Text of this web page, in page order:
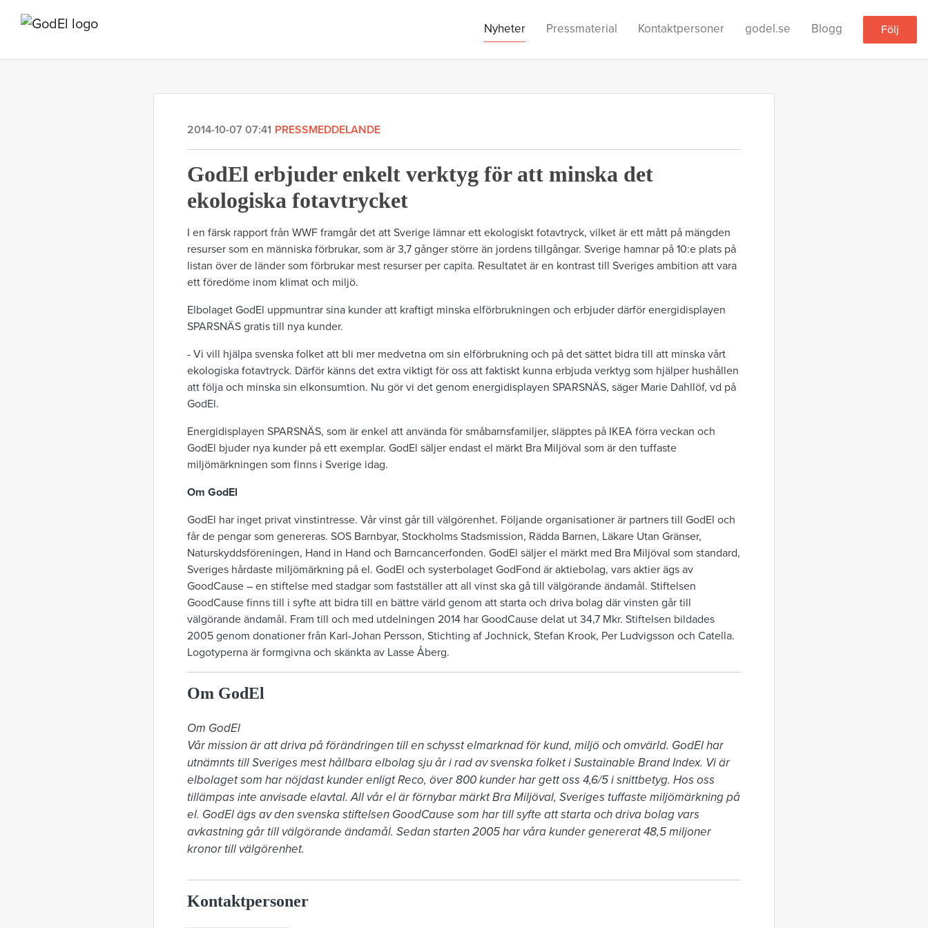
Nyheter Pressmaterial Kontaktpersoner godel.se Blogg Följ
2014-10-07 07:41 PRESSMEDDELANDE
GodEl erbjuder enkelt verktyg för att minska det
ekologiska fotavtrycket
I en färsk rapport från WWF framgår det att Sverige lämnar ett ekologiskt fotavtryck, vilket är ett mått på mängden
resurser som en människa förbrukar, som är 3,7 gånger större än jordens tillgångar. Sverige hamnar på 10:e plats på
listan över de länder som förbrukar mest resurser per capita. Resultatet är en kontrast till Sveriges ambition att vara
ett föredöme inom klimat och miljö.
Elbolaget GodEl uppmuntrar sina kunder att kraftigt minska elförbrukningen och erbjuder därför energidisplayen
SPARSNÄS gratis till nya kunder.
- Vi vill hjälpa svenska folket att bli mer medvetna om sin elförbrukning och på det sättet bidra till att minska vårt
ekologiska fotavtryck. Därför känns det extra viktigt för oss att faktiskt kunna erbjuda verktyg som hjälper hushållen
att följa och minska sin elkonsumtion. Nu gör vi det genom energidisplayen SPARSNÄS, säger Marie Dahllöf, vd på
GodEl.
Energidisplayen SPARSNÄS, som är enkel att använda för småbarnsfamiljer, släpptes på IKEA förra veckan och
GodEl bjuder nya kunder på ett exemplar. GodEl säljer endast el märkt Bra Miljöval som är den tuffaste
miljömärkningen som finns i Sverige idag.
Om GodEl
GodEl har inget privat vinstintresse. Vår vinst går till välgörenhet. Följande organisationer är partners till GodEl och
får de pengar som genereras. SOS Barnbyar, Stockholms Stadsmission, Rädda Barnen, Läkare Utan Gränser,
Naturskyddsföreningen, Hand in Hand och Barncancerfonden. GodEl säljer el märkt med Bra Miljöval som standard,
Sveriges hårdaste miljömärkning på el. GodEl och systerbolaget GodFond är aktiebolag, vars aktier ägs av
GoodCause – en stiftelse med stadgar som fastställer att all vinst ska gå till välgörande ändamål. Stiftelsen
GoodCause finns till i syfte att bidra till en bättre värld genom att starta och driva bolag där vinsten går till
välgörande ändamål. Fram till och med utdelningen 2014 har GoodCause delat ut 34,7 Mkr. Stiftelsen bildades
2005 genom donationer från Karl-Johan Persson, Stichting af Jochnick, Stefan Krook, Per Ludvigsson och Catella.
Logotyperna är formgivna och skänkta av Lasse Åberg.
Om GodEl
Om GodEl
Vår mission är att driva på förändringen till en schysst elmarknad för kund, miljö och omvärld. GodEl har
utnämnts till Sveriges mest hållbara elbolag sju år i rad av svenska folket i Sustainable Brand Index. Vi är
elbolaget som har nöjdast kunder enligt Reco, över 800 kunder har gett oss 4,6/5 i snittbetyg. Hos oss
tillämpas inte anvisade elavtal. All vår el är förnybar märkt Bra Miljöval, Sveriges tuffaste miljömärkning på
el. GodEl ägs av den svenska stiftelsen GoodCause som har till syfte att starta och driva bolag vars
avkastning går till välgörande ändamål. Sedan starten 2005 har våra kunder genererat 48,5 miljoner
kronor till välgörenhet.
Kontaktpersoner